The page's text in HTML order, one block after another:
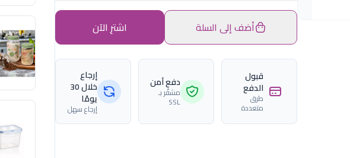
أضف إلى السلة اشترِ الآن
قبول
الدفع
طرق
متعددة
دفع آمن
مشفّر بـ
SSL
إرجاع
خلال 30
يومًا
إرجاع سهل